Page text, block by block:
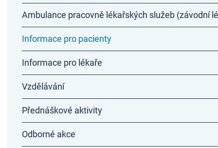
Ambulance pracovně lékařských služeb (závodní
Informace pro pacienty
Informace pro lékaře
Vzdělávání
Přednáškové aktivity
Odborné akce